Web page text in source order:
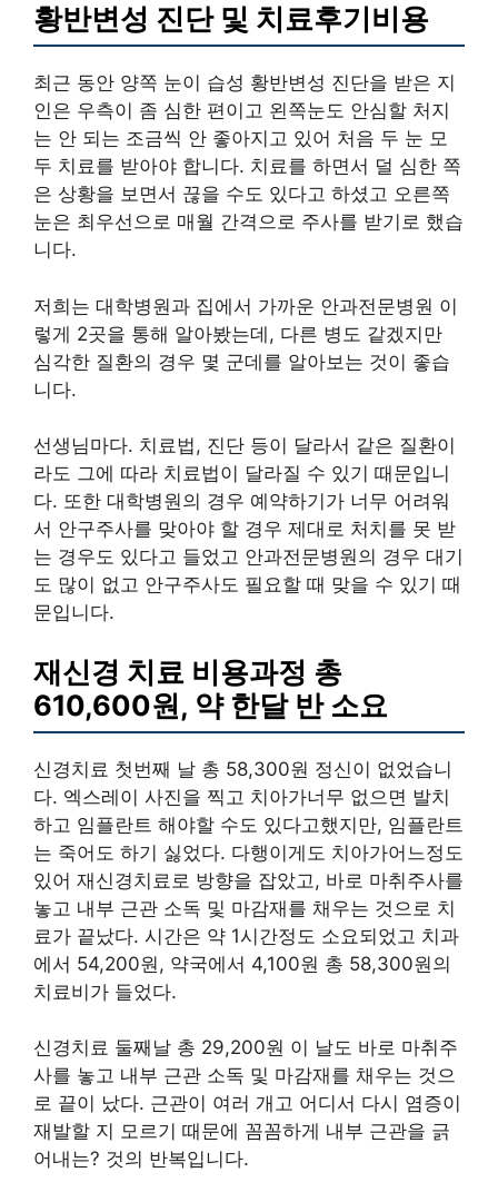
황반변성 진단 및 치료후기비용
최근 동안 양쪽 눈이 습성 황반변성 진단을 받은 지
인은 우측이 좀 심한 편이고 왼쪽눈도 안심할 처지
는 안 되는 조금씩 안 좋아지고 있어 처음 두 눈 모
두 치료를 받아야 합니다. 치료를 하면서 덜 심한 쪽
은 상황을 보면서 끊을 수도 있다고 하셨고 오른쪽
눈은 최우선으로 매월 간격으로 주사를 받기로 했습
니다.
저희는 대학병원과 집에서 가까운 안과전문병원 이
렇게 2곳을 통해 알아봤는데, 다른 병도 같겠지만
심각한 질환의 경우 몇 군데를 알아보는 것이 좋습
니다.
선생님마다. 치료법, 진단 등이 달라서 같은 질환이
라도 그에 따라 치료법이 달라질 수 있기 때문입니
다. 또한 대학병원의 경우 예약하기가 너무 어려워
서 안구주사를 맞아야 할 경우 제대로 처치를 못 받
는 경우도 있다고 들었고 안과전문병원의 경우 대기
도 많이 없고 안구주사도 필요할 때 맞을 수 있기 때
문입니다.
재신경 치료 비용과정 총
610,600원, 약 한달 반 소요
신경치료 첫번째 날 총 58,300원 정신이 없었습니
다. 엑스레이 사진을 찍고 치아가너무 없으면 발치
하고 임플란트 해야할 수도 있다고했지만, 임플란트
는 죽어도 하기 싫었다. 다행이게도 치아가어느정도
있어 재신경치료로 방향을 잡았고, 바로 마취주사를
놓고 내부 근관 소독 및 마감재를 채우는 것으로 치
료가 끝났다. 시간은 약 1시간정도 소요되었고 치과
에서 54,200원, 약국에서 4,100원 총 58,300원의
치료비가 들었다.
신경치료 둘째날 총 29,200원 이 날도 바로 마취주
사를 놓고 내부 근관 소독 및 마감재를 채우는 것으
로 끝이 났다. 근관이 여러 개고 어디서 다시 염증이
재발할 지 모르기 때문에 꼼꼼하게 내부 근관을 긁
어내는? 것의 반복입니다.